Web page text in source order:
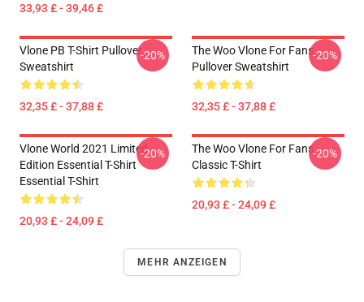
33,93 £ - 39,46 £
Vlone PB T-Shirt Pullover
Sweatshirt
32,35 £ - 37,88 £
-20%
The Woo Vlone For Fans
Pullover Sweatshirt
32,35 £ - 37,88 £
-20%
Vlone World 2021 Limited
Edition Essential T-Shirt
Essential T-Shirt
20,93 £ - 24,09 £
-20%
The Woo Vlone For Fans
Classic T-Shirt
20,93 £ - 24,09 £
-20%
MEHR ANZEIGEN